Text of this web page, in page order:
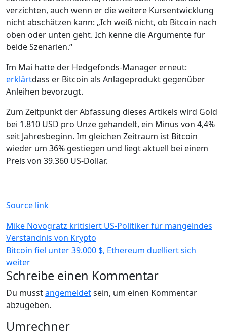
verzichten, auch wenn er die weitere Kursentwicklung
nicht abschätzen kann: „Ich weiß nicht, ob Bitcoin nach
oben oder unten geht. Ich kenne die Argumente für
beide Szenarien.“
Im Mai hatte der Hedgefonds-Manager erneut:
erklärtdass er Bitcoin als Anlageprodukt gegenüber
Anleihen bevorzugt.
Zum Zeitpunkt der Abfassung dieses Artikels wird Gold
bei 1.810 USD pro Unze gehandelt, ein Minus von 4,4%
seit Jahresbeginn. Im gleichen Zeitraum ist Bitcoin
wieder um 36% gestiegen und liegt aktuell bei einem
Preis von 39.360 US-Dollar.
Source link
Beitragsnavigation
Mike Novogratz kritisiert US-Politiker für mangelndes
Verständnis von Krypto
Bitcoin fiel unter 39.000 $, Ethereum duelliert sich
weiter
Schreibe einen Kommentar
Du musstangemeldetsein, um einen Kommentar
abzugeben.
Umrechner